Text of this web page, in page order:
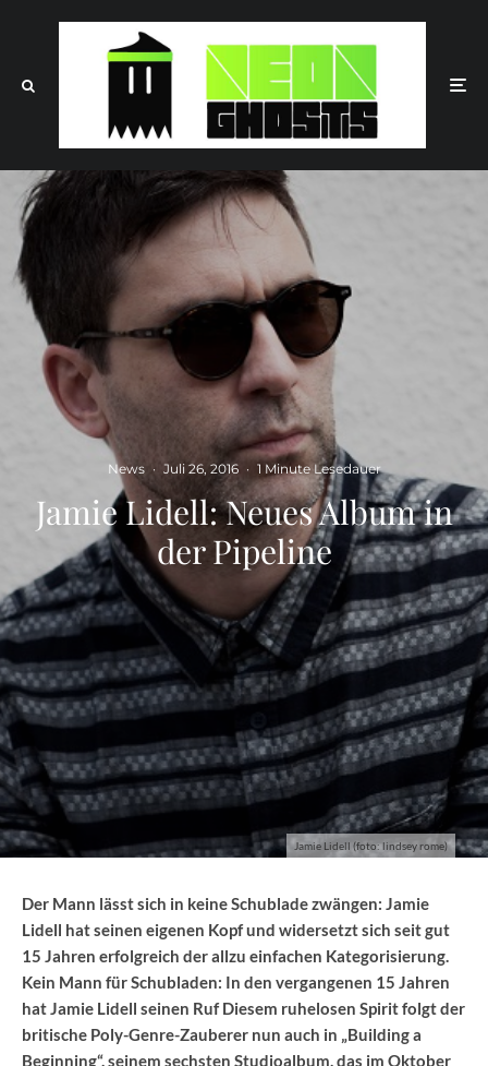
Jamie Lidell (foto: lindsey rome)
News · Juli 26, 2016 · 1 Minute Lesedauer
Jamie Lidell: Neues Album in
der Pipeline
Der Mann lässt sich in keine Schublade zwängen: Jamie
Lidell hat seinen eigenen Kopf und widersetzt sich seit gut
15 Jahren erfolgreich der allzu einfachen Kategorisierung.
Kein Mann für Schubladen: In den vergangenen 15 Jahren
hat Jamie Lidell seinen Ruf Diesem ruhelosen Spirit folgt der
britische Poly-Genre-Zauberer nun auch in „Building a
Beginning“, seinem sechsten Studioalbum, das im Oktober